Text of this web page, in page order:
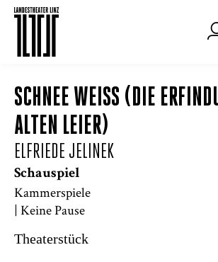
SCHNEE WEISS (DIE
ALTEN LEIER)
ELFRIEDE JELINEK
Schauspiel
Kammerspiele
| Keine Pause
Theaterstück